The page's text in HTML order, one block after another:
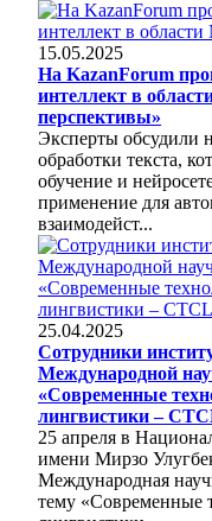
15.05.2025
На KazanForum
интеллект в
перспективы»
Эксперты обсудили
обработки текста,
обучение и
применение для
взаимодейст...
25.04.2025
Сотрудники
Международной
«Современные
лингвистики –
25 апреля в
имени Мирзо
Международная
тему «Современные